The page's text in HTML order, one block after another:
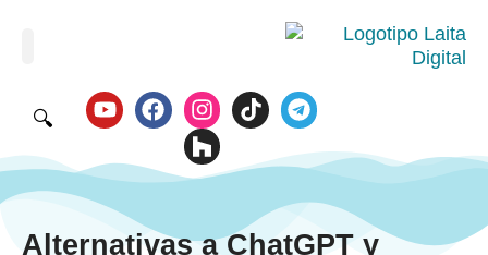
🔍
Alternativas a ChatGPT y